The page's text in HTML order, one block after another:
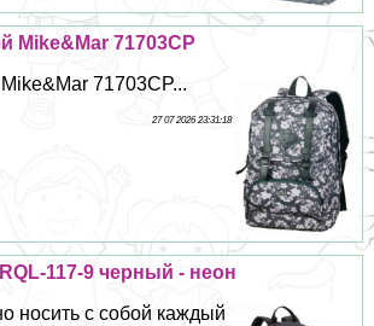
Mike&Mar 71703CP
71703CP...
27 07 2026 23:31:18
117-9 черный - неон
носить с собой каждый